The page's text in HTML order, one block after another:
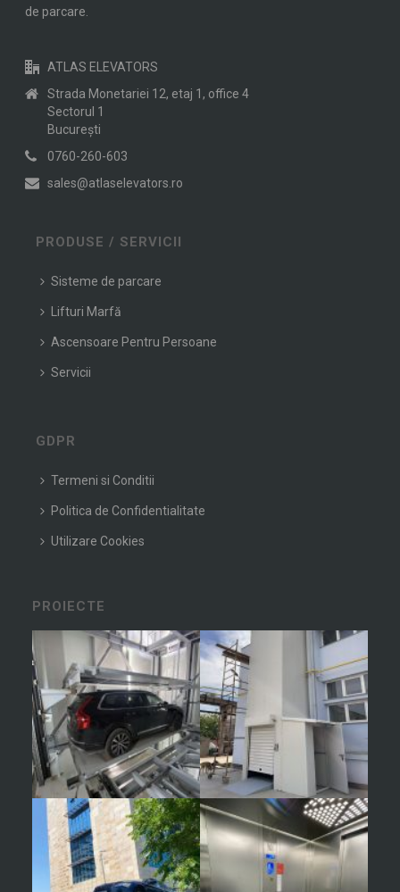
de parcare.
ATLAS ELEVATORS
Strada Monetariei 12, etaj 1, office 4
Sectorul 1
Bucureşti
0760-260-603
sales@atlaselevators.ro
PRODUSE / SERVICII
Sisteme de parcare
Lifturi Marfă
Ascensoare Pentru Persoane
Servicii
GDPR
Termeni si Conditii
Politica de Confidentialitate
Utilizare Cookies
PROIECTE